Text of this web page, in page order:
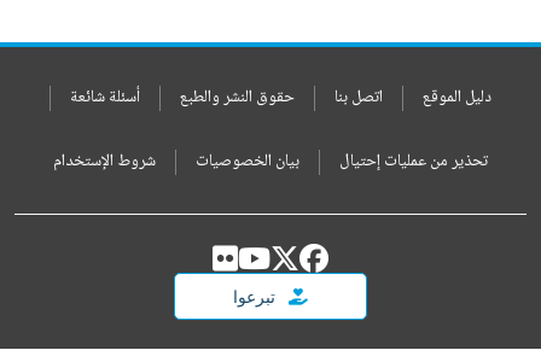
دليل الموقع اتصل بنا حقوق النشر والطبع أسئلة شائعة
تحذير من عمليات إحتيال بيان الخصوصيات شروط الإستخدام
تبرعوا